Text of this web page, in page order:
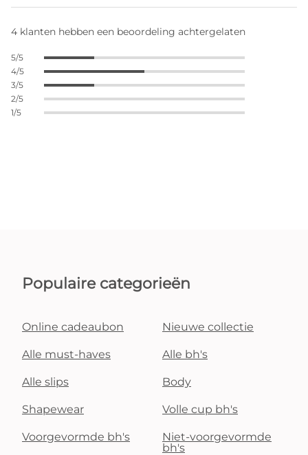
4 klanten hebben een beoordeling achtergelaten
5/5
4/5
3/5
2/5
1/5
Populaire categorieën
Online cadeaubon Nieuwe collectie
Alle must-haves Alle bh's
Alle slips Body
Shapewear Volle cup bh's
Voorgevormde bh's
Niet-voorgevormde
bh's